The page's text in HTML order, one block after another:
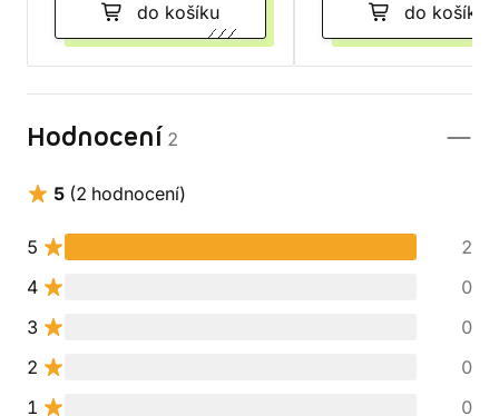
do košíku do košíku
Hodnocení 2
5 (2 hodnocení)
5
2
4
0
3
0
2
0
1
0